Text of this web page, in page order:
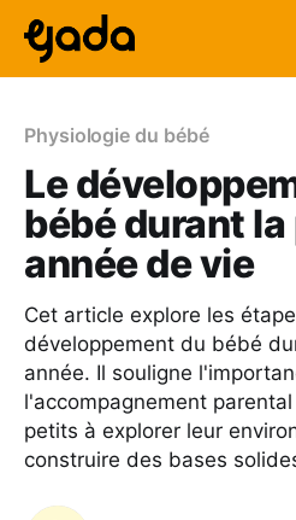
Physiologie du bébé
Le
bébé durant
année de vie
Cet article explore les
développement du bébé
année. Il souligne
l'accompagnement
petits à explorer leur
construire des bases